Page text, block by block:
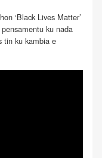
‘Black Lives Matter’
ku nada
tin ku kambia e